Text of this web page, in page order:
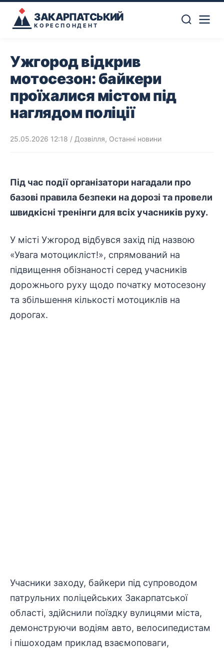
ЗАКАРПАТСЬКИЙ
КОРЕСПОНДЕНТ
Ужгород відкрив
мотосезон: байкери
проїхалися містом під
наглядом поліції
25.05.2026 12:18 / Дозвілля, Останні новини
Під час події організатори нагадали про
базові правила безпеки на дорозі та провели
швидкісні тренінги для всіх учасників руху.
У місті Ужгород відбувся захід під назвою
«Увага мотоцикліст!», спрямований на
підвищення обізнаності серед учасників
дорожнього руху щодо початку мотосезону
та збільшення кількості мотоциклів на
дорогах.
Учасники заходу, байкери під супроводом
патрульних поліцейських Закарпатської
області, здійснили поїздку вулицями міста,
демонструючи водіям авто, велосипедистам
і пішоходам приклад взаємоповаги,